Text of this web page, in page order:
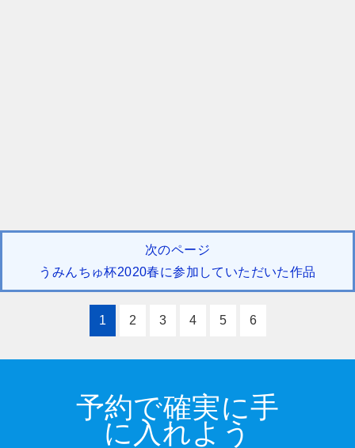
次のページ
うみんちゅ杯2020春に参加していただいた作品
1 2 3 4 5 6
予約で確実に手
に入れよう